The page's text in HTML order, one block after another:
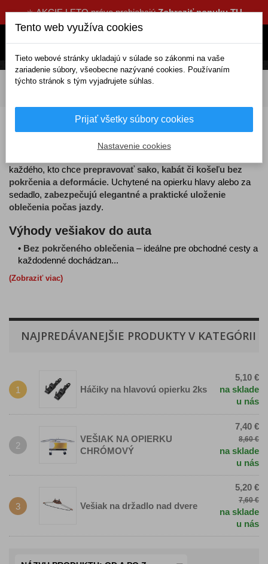
☀️ AKCIE LETO práve prebiehajúZobraziť ponuku TU
DOMOV
Interiérové doplnky
Vešiaky na oblečenie do auta
každého, kto chce prepravovať sako, kabát či košeľu bez
pokrčenia a deformácie. Uchytené na opierku hlavy alebo za
sedadlo, zabezpečujú elegantné a praktické uloženie
oblečenia počas jazdy.
Výhody vešiakov do auta
• Bez pokrčeného oblečenia – ideálne pre obchodné cesty a
každodenné dochádzan...
(Zobraziť viac)
NAJPREDÁVANEJŠIE PRODUKTY V KATEGÓRII
1 Háčiky na hlavovú opierku 2ks
5,10 €
na sklade
u nás
2
VEŠIAK NA OPIERKU
CHRÓMOVÝ
7,40 €
8,60 €
na sklade
u nás
3 Vešiak na držadlo nad dvere
5,20 €
7,60 €
na sklade
u nás
Tento web využíva cookies
Tieto webové stránky ukladajú v súlade so zákonmi na vaše
zariadenie súbory, všeobecne nazývané cookies. Používaním
týchto stránok s tým vyjadrujete súhlas.
Prijať všetky súbory cookies
Nastavenie cookies